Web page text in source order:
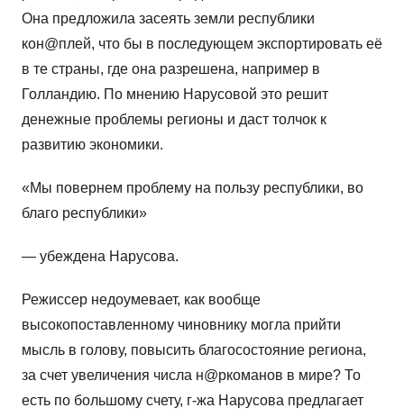
Она предложила засеять земли республики
кон@плей, что бы в последующем экспортировать её
в те страны, где она разрешена, например в
Голландию. По мнению Нарусовой это решит
денежные проблемы регионы и даст толчок к
развитию экономики.
«Мы повернем проблему на пользу республики, во
благо республики»
— убеждена Нарусова.
Режиссер недоумевает, как вообще
высокопоставленному чиновнику могла прийти
мысль в голову, повысить благосостояние региона,
за счет увеличения числа н@ркоманов в мире? То
есть по большому счету, г-жа Нарусова предлагает